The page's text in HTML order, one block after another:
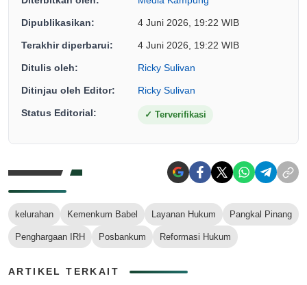
Dipublikasikan: 4 Juni 2026, 19:22 WIB
Terakhir diperbarui: 4 Juni 2026, 19:22 WIB
Ditulis oleh: Ricky Sulivan
Ditinjau oleh Editor: Ricky Sulivan
Status Editorial: ✓ Terverifikasi
kelurahan Kemenkum Babel Layanan Hukum Pangkal Pinang
Penghargaan IRH Posbankum Reformasi Hukum
ARTIKEL TERKAIT